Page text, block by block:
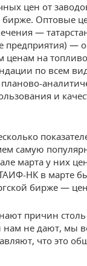
цен от
бирже. Оптовые
—
предприятия) —
ценам на
по всем
и
самую
марта у них
НК в марте
бирже —
причин
нам не дают, мы
что это